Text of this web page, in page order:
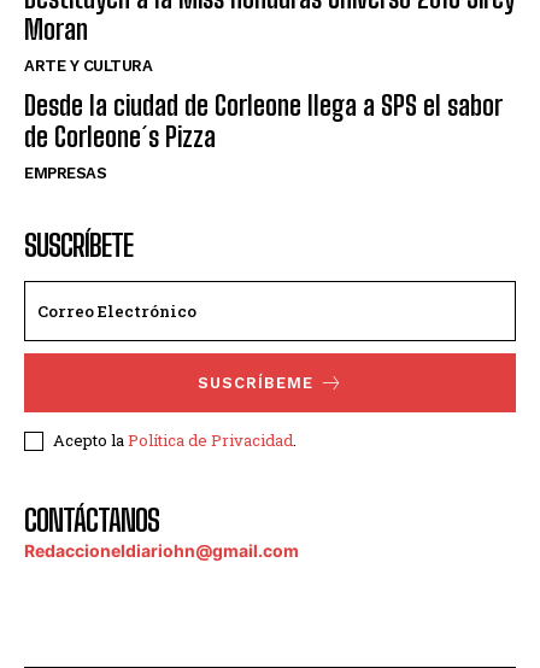
Moran
ARTE Y CULTURA
Desde la ciudad de Corleone llega a SPS el sabor
de Corleone´s Pizza
EMPRESAS
SUSCRÍBETE
SUSCRÍBEME
Acepto laPolítica de Privacidad.
CONTÁCTANOS
Redaccioneldiariohn@gmail.com